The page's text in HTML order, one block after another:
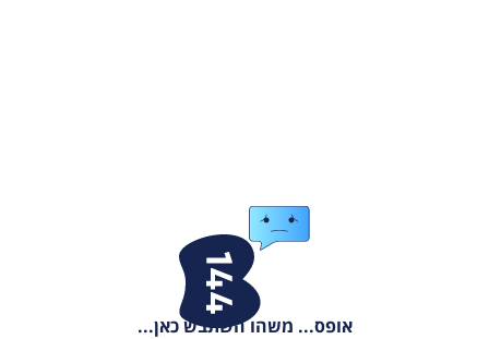
אופס... משהו השתבש כאן...